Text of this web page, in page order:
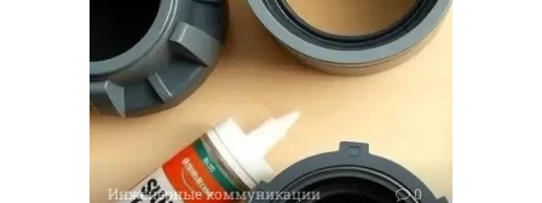
Инженерные коммуникации 0